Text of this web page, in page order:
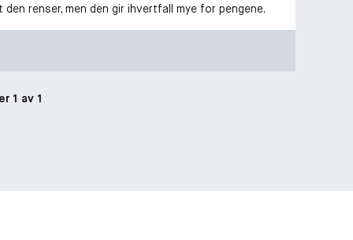
renser, men den gir ihvertfall mye for pengene.
1 av 1